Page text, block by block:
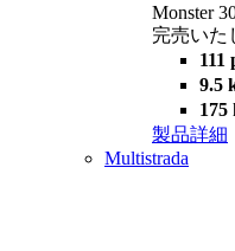
Monster
完売いた
111
9.5
175
製品詳細
Multistrada